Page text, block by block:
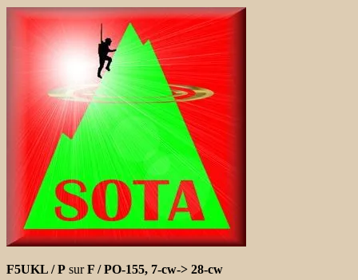
F5UKL / P surF / PO-155, 7-cw-> 28-cw